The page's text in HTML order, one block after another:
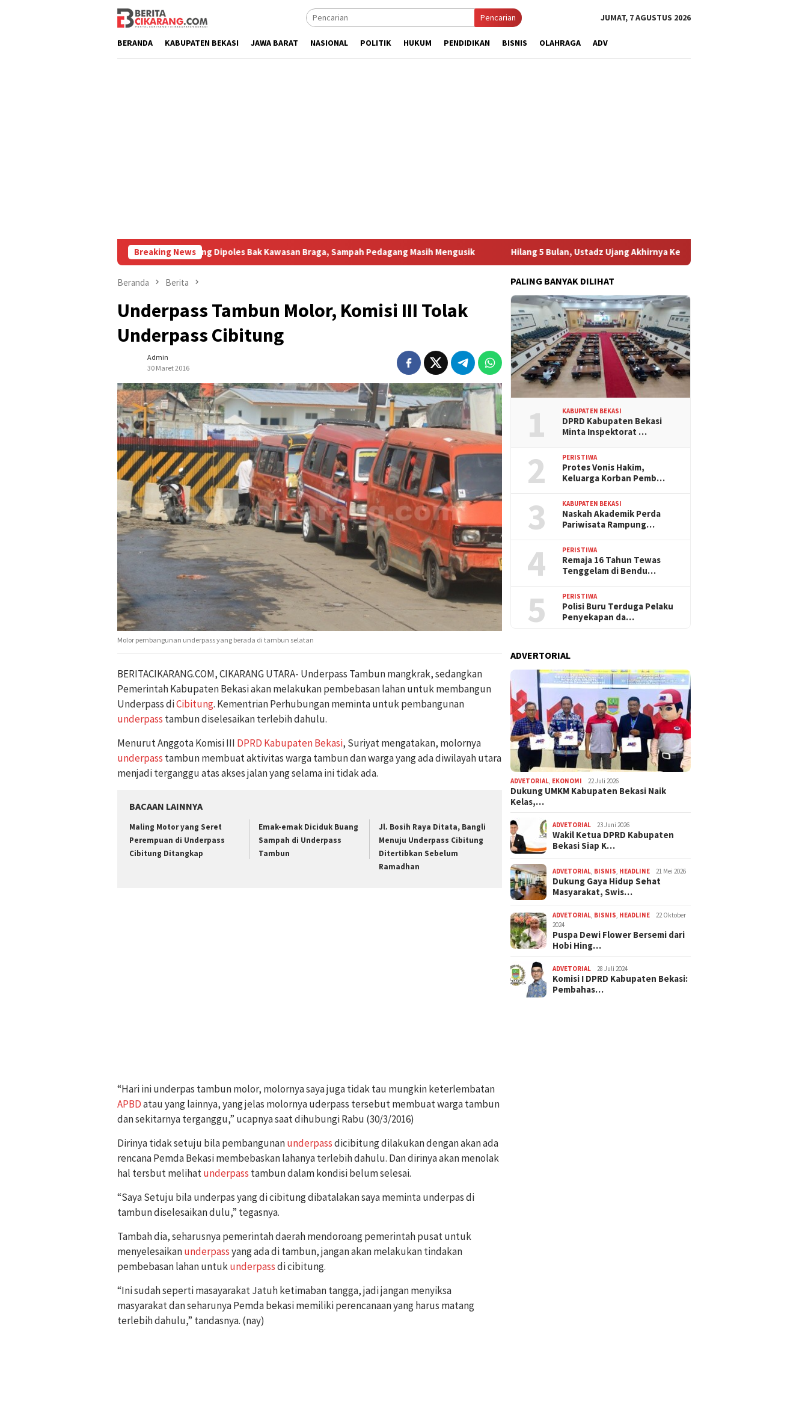
Pencarian JUMAT, 7 AGUSTUS 2026
BERANDA KABUPATEN BEKASI JAWA BARAT NASIONAL POLITIK HUKUM PENDIDIKAN BISNIS OLAHRAGA ADV
Breaking News
Pasar Baru Cikarang Dipoles Bak Kawasan Braga, Sampah Pedagang Masih Mengusik Hilang 5 Bulan, Ustadz Ujang Akhirnya Kembali Melihat Motor Kesayangannya
Beranda Berita
Underpass Tambun Molor, Komisi III Tolak
Underpass Cibitung
Admin
30 Maret 2016
Molor pembangunan underpass yang berada di tambun selatan
BERITACIKARANG.COM, CIKARANG UTARA- Underpass Tambun mangkrak, sedangkan
Pemerintah Kabupaten Bekasi akan melakukan pembebasan lahan untuk membangun
Underpass diCibitung. Kementrian Perhubungan meminta untuk pembangunan
underpass tambun diselesaikan terlebih dahulu.
Menurut Anggota Komisi III DPRD Kabupaten Bekasi, Suriyat mengatakan, molornya
underpass tambun membuat aktivitas warga tambun dan warga yang ada diwilayah utara
menjadi terganggu atas akses jalan yang selama ini tidak ada.
BACAAN LAINNYA
Maling Motor yang Seret
Perempuan di Underpass
Cibitung Ditangkap
Emak-emak Diciduk Buang
Sampah di Underpass
Tambun
Jl. Bosih Raya Ditata, Bangli
Menuju Underpass Cibitung
Ditertibkan Sebelum
Ramadhan
“Hari ini underpas tambun molor, molornya saya juga tidak tau mungkin keterlembatan
APBDatau yang lainnya, yang jelas molornya uderpass tersebut membuat warga tambun
dan sekitarnya terganggu,” ucapnya saat dihubungi Rabu (30/3/2016)
Dirinya tidak setuju bila pembangunanunderpassdicibitung dilakukan dengan akan ada
rencana Pemda Bekasi membebaskan lahanya terlebih dahulu. Dan dirinya akan menolak
hal tersbut melihatunderpass tambun dalam kondisi belum selesai.
“Saya Setuju bila underpas yang di cibitung dibatalakan saya meminta underpas di
tambun diselesaikan dulu,” tegasnya.
Tambah dia, seharusnya pemerintah daerah mendoroang pemerintah pusat untuk
menyelesaikanunderpassyang ada di tambun, jangan akan melakukan tindakan
pembebasan lahan untukunderpassdi cibitung.
“Ini sudah seperti masayarakat Jatuh ketimaban tangga, jadi jangan menyiksa
masyarakat dan seharunya Pemda bekasi memiliki perencanaan yang harus matang
terlebih dahulu,” tandasnya. (nay)
PALING BANYAK DILIHAT
1 KABUPATEN BEKASI
DPRD Kabupaten Bekasi
Minta Inspektorat …
2 PERISTIWA
Protes Vonis Hakim,
Keluarga Korban Pemb…
3 KABUPATEN BEKASI
Naskah Akademik Perda
Pariwisata Rampung…
4 PERISTIWA
Remaja 16 Tahun Tewas
Tenggelam di Bendu…
5 PERISTIWA
Polisi Buru Terduga Pelaku
Penyekapan da…
ADVERTORIAL
ADVETORIAL EKONOMI 22 Juli 2026
Dukung UMKM Kabupaten Bekasi Naik
Kelas,…
ADVETORIAL 23 Juni 2026
Wakil Ketua DPRD Kabupaten
Bekasi Siap K…
ADVETORIAL BISNIS HEADLINE 21 Mei 2026
Dukung Gaya Hidup Sehat
Masyarakat, Swis…
ADVETORIAL BISNIS HEADLINE
22 Oktober
2024
Puspa Dewi Flower Bersemi dari
Hobi Hing…
ADVETORIAL 28 Juli 2024
Komisi I DPRD Kabupaten Bekasi:
Pembahas…